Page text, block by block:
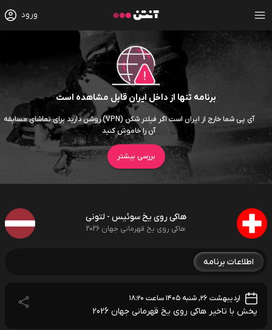
ورود
برنامه تنها از داخل ایران قابل مشاهده است
آی پی شما خارج از ایران است اگر فیلتر شکن (VPN) روشن دارید برای تماشای مسابقه
آن را خاموش کنید
بررسی بیشتر
هاکی روی یخ سوئیس - لتونی
هاکی روی یخ قهرمانی جهان 2026
اطلاعات برنامه
اردیبهشت ۲۶, شنبه ۱۴۰۵ ساعت ۱۸:۲۰
پخش با تاخیر هاکی روی یخ قهرمانی جهان 2026